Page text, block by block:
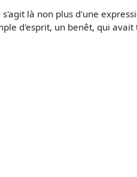
là non plus d'une
d'esprit, un benêt, qui